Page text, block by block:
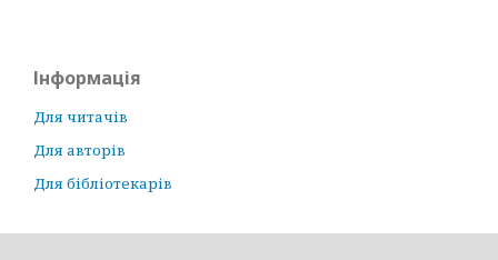
Інформація
Для читачів
Для авторів
Для бібліотекарів